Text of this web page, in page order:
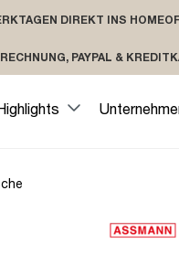
DIREKT INS
DHL ODER SPEDITION
PAYPAL &
ÜBERTRAGUNG